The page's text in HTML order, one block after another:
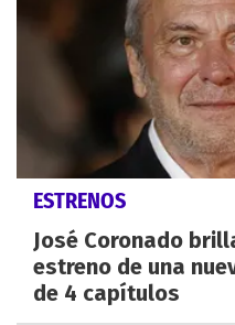
ESTRENOS
José Coronado
estreno de una
de 4 capítulos